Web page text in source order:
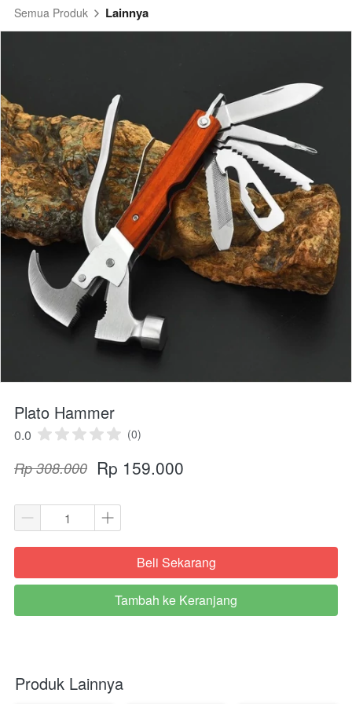
Semua Produk Lainnya
Plato Hammer
0.0 (0)
Rp 308.000 Rp 159.000
`Beli Sekarang
`
Tambah ke Keranjang
Produk Lainnya